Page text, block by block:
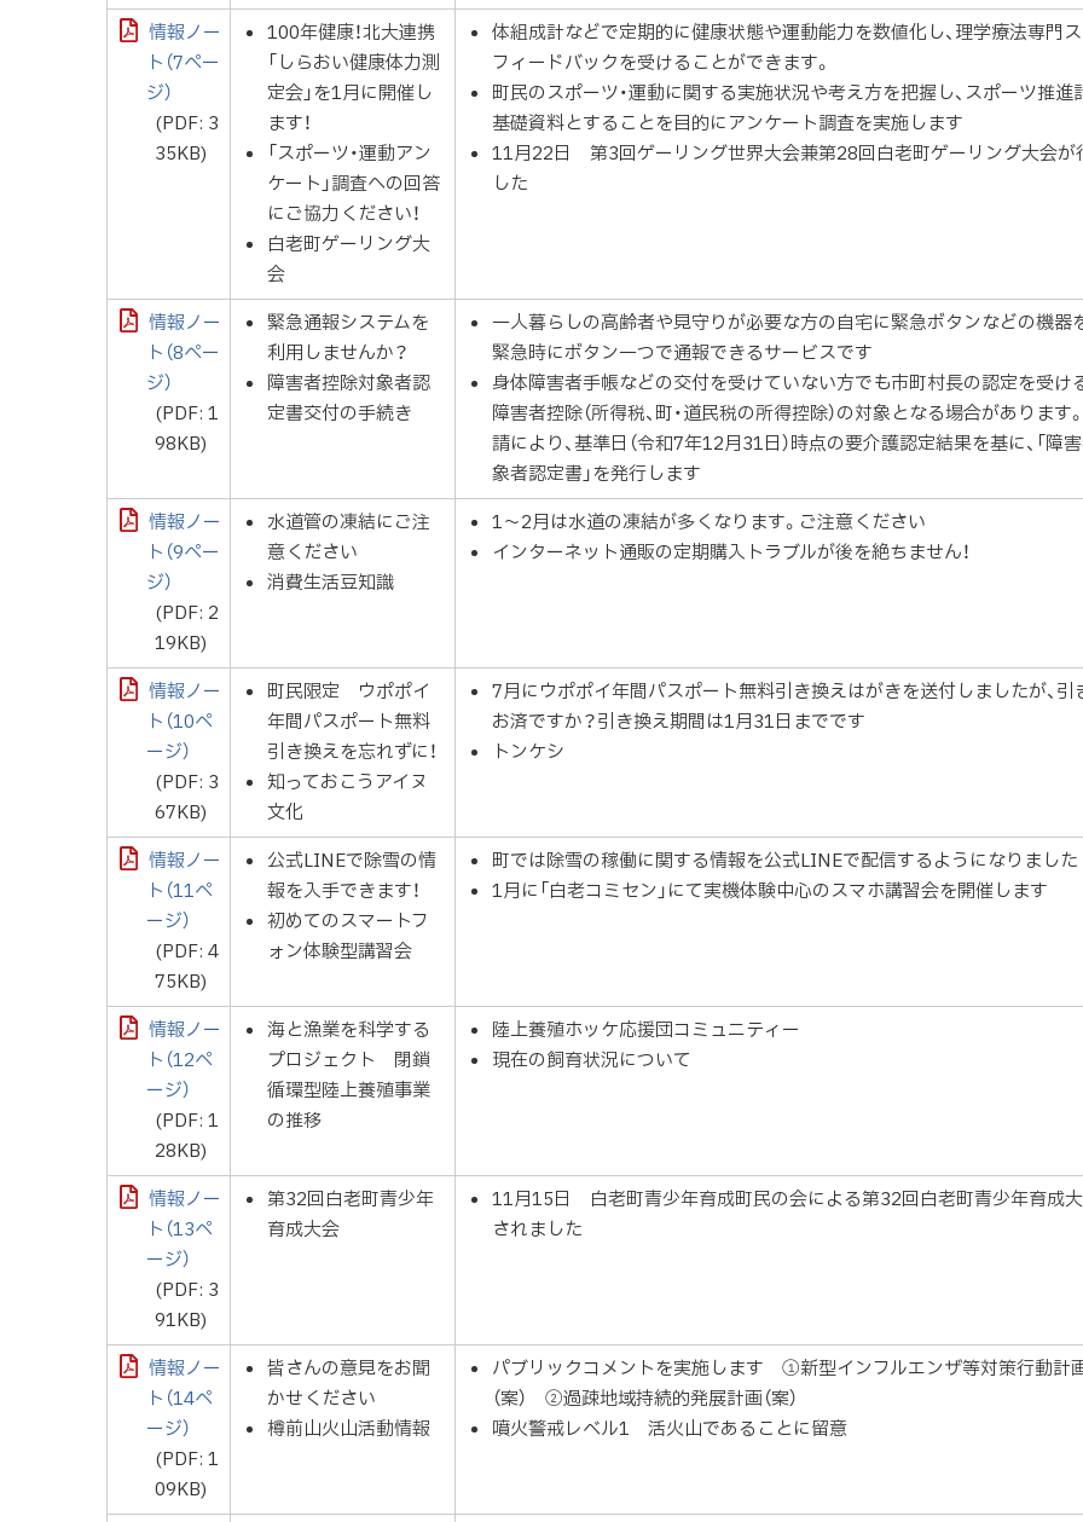
情報ノー
ト（7ペー
ジ）
(PDF: 3
35KB)
100年健康！北大連携
「しらおい健康体力測
定会」を1月に開催し
ます！
「スポーツ・運動アン
ケート」調査への回答
にご協力ください！
白老町ゲーリング大
会
体組成計などで定期的に健康状態や運動能力を数値化し、理学療法専門
フィードバックを受けることができます。
町民のスポーツ・運動に関する実施状況や考え方を把握し、スポーツ推進
基礎資料とすることを目的にアンケート調査を実施します
11月22日 第3回ゲーリング世界大会兼第28回白老町ゲーリング大会が
した
情報ノー
ト（8ペー
ジ）
(PDF: 1
98KB)
緊急通報システムを
利用しませんか？
障害者控除対象者認
定書交付の手続き
一人暮らしの高齢者や見守りが必要な方の自宅に緊急ボタンなどの機器
緊急時にボタン一つで通報できるサービスです
身体障害者手帳などの交付を受けていない方でも市町村長の認定を受け
障害者控除（所得税、町・道民税の所得控除）の対象となる場合があります
請により、基準日（令和7年12月31日）時点の要介護認定結果を基に、「障
象者認定書」を発行します
情報ノー
ト（9ペー
ジ）
(PDF: 2
19KB)
水道管の凍結にご注
意ください
消費生活豆知識
1～2月は水道の凍結が多くなります。ご注意ください
インターネット通販の定期購入トラブルが後を絶ちません！
情報ノー
ト（10ペ
ージ）
(PDF: 3
67KB)
町民限定 ウポポイ
年間パスポート無料
引き換えを忘れずに！
知っておこうアイヌ
文化
7月にウポポイ年間パスポート無料引き換えはがきを送付しましたが、引
お済ですか？引き換え期間は1月31日までです
トンケシ
情報ノー
ト（11ペ
ージ）
(PDF: 4
75KB)
公式LINEで除雪の情
報を入手できます！
初めてのスマートフ
ォン体験型講習会
町では除雪の稼働に関する情報を公式LINEで配信するようになりました
1月に「白老コミセン」にて実機体験中心のスマホ講習会を開催します
情報ノー
ト（12ペ
ージ）
(PDF: 1
28KB)
海と漁業を科学する
プロジェクト 閉鎖
循環型陸上養殖事業
の推移
陸上養殖ホッケ応援団コミュニティー
現在の飼育状況について
情報ノー
ト（13ペ
ージ）
(PDF: 3
91KB)
第32回白老町青少年
育成大会
11月15日 白老町青少年育成町民の会による第32回白老町青少年育成
されました
情報ノー
ト（14ペ
ージ）
(PDF: 1
09KB)
皆さんの意見をお聞
かせください
樽前山火山活動情報
パブリックコメントを実施します ①新型インフルエンザ等対策行動計画
（案） ②過疎地域持続的発展計画（案）
噴火警戒レベル1 活火山であることに留意